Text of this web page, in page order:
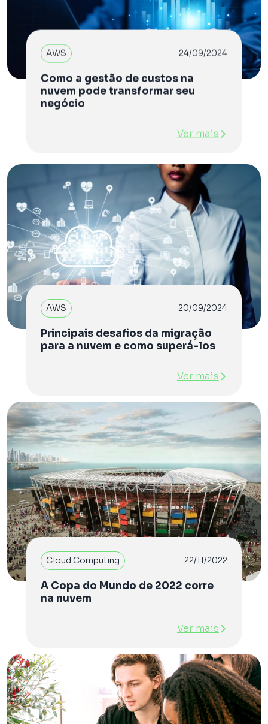
AWS 24/09/2024
Como a gestão de custos na
nuvem pode transformar seu
negócio
Ver mais
AWS 20/09/2024
Principais desafios da migração
para a nuvem e como superá-los
Ver mais
Cloud Computing 22/11/2022
A Copa do Mundo de 2022 corre
na nuvem
Ver mais